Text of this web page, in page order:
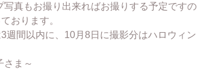
真もお撮り出来ればお撮りする予定ですの
おります。
週間以内に、10月8日に撮影分はハロウィン
さま～